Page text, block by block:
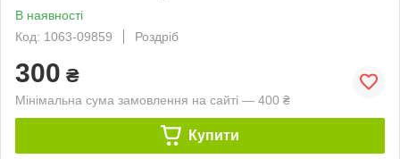
В наявності
Код: 1063-09859
Роздріб
300 ₴
Мінімальна сума замовлення на сайті — 400 ₴
Купити